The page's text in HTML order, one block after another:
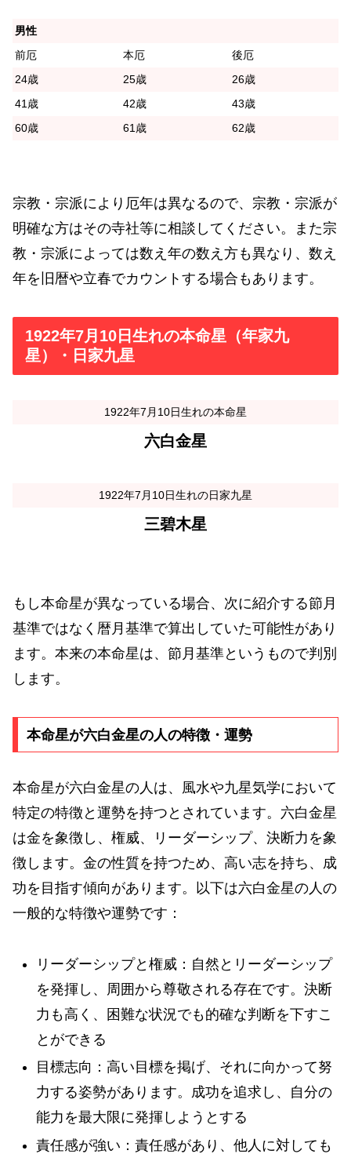
男性
前厄
本厄
後厄
24歳
25歳
26歳
41歳
42歳
43歳
60歳
61歳 62歳
宗教・宗派により厄年は異なるので、宗教・宗派が
明確な方はその寺社等に相談してください。また宗
教・宗派によっては数え年の数え方も異なり、数え
年を旧暦や立春でカウントする場合もあります。
1922年7月10日生れの本命星（年家九
星）・日家九星
1922年7月10日生れの本命星
六白金星
1922年7月10日生れの日家九星
三碧木星
もし本命星が異なっている場合、次に紹介する節月
基準ではなく暦月基準で算出していた可能性があり
ます。本来の本命星は、節月基準というもので判別
します。
本命星が六白金星の人の特徴・運勢
本命星が六白金星の人は、風水や九星気学において
特定の特徴と運勢を持つとされています。六白金星
は金を象徴し、権威、リーダーシップ、決断力を象
徴します。金の性質を持つため、高い志を持ち、成
功を目指す傾向があります。以下は六白金星の人の
一般的な特徴や運勢です：
リーダーシップと権威：自然とリーダーシップ
を発揮し、周囲から尊敬される存在です。決断
力も高く、困難な状況でも的確な判断を下すこ
とができる
目標志向：高い目標を掲げ、それに向かって努
力する姿勢があります。成功を追求し、自分の
能力を最大限に発揮しようとする
責任感が強い：責任感があり、他人に対しても